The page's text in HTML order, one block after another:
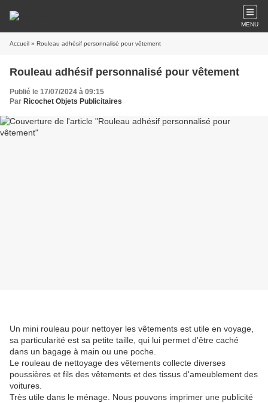
MENU
Accueil » Rouleau adhésif personnalisé pour vêtement
Rouleau adhésif personnalisé pour vêtement
Publié le 17/07/2024 à 09:15
Par Ricochet Objets Publicitaires
Un mini rouleau pour nettoyer les vêtements est utile en voyage,
sa particularité est sa petite taille, qui lui permet d'être caché
dans un bagage à main ou une poche.
Le rouleau de nettoyage des vêtements collecte diverses
poussières et fils des vêtements et des tissus d'ameublement des
voitures.
Très utile dans le ménage. Nous pouvons imprimer une publicité